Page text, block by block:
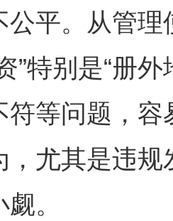
公平。从管
”特别是“册
符等问题，
，尤其是违
。